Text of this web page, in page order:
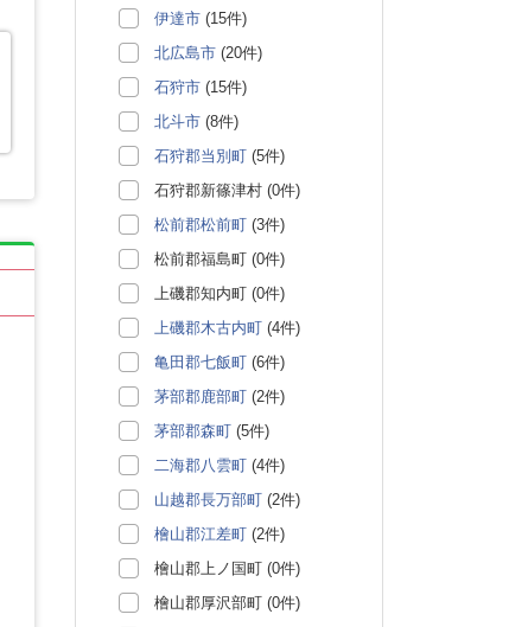
伊達市 (15件)
北広島市 (20件)
石狩市 (15件)
北斗市 (8件)
石狩郡当別町 (5件)
石狩郡新篠津村 (0件)
松前郡松前町 (3件)
松前郡福島町 (0件)
上磯郡知内町 (0件)
上磯郡木古内町 (4件)
亀田郡七飯町 (6件)
茅部郡鹿部町 (2件)
茅部郡森町 (5件)
二海郡八雲町 (4件)
山越郡長万部町 (2件)
檜山郡江差町 (2件)
檜山郡上ノ国町 (0件)
檜山郡厚沢部町 (0件)